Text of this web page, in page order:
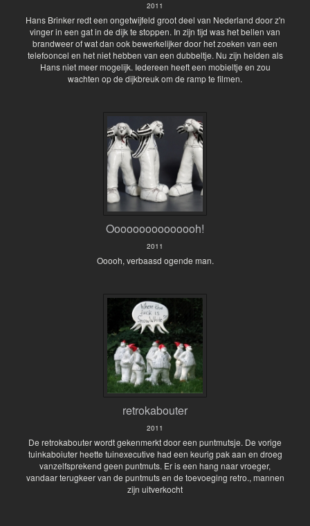
2011
Hans Brinker redt een ongetwijfeld groot deel van Nederland door z'n
vinger in een gat in de dijk te stoppen. In zijn tijd was het bellen van
brandweer of wat dan ook bewerkelijker door het zoeken van een
telefooncel en het niet hebben van een dubbeltje. Nu zijn helden als
Hans niet meer mogelijk. Iedereen heeft een mobieltje en zou
wachten op de dijkbreuk om de ramp te filmen.
Ooooooooooooooh!
2011
Ooooh, verbaasd ogende man.
retrokabouter
2011
De retrokabouter wordt gekenmerkt door een puntmutsje. De vorige
tuinkaboiuter heette tuinexecutive had een keurig pak aan en droeg
vanzelfsprekend geen puntmuts. Er is een hang naar vroeger,
vandaar terugkeer van de puntmuts en de toevoeging retro., mannen
zijn uitverkocht